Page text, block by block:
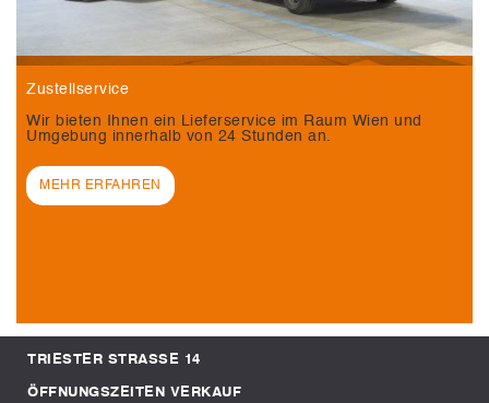
Zustellservice
Wir bieten Ihnen ein Lieferservice im Raum Wien und
Umgebung innerhalb von 24 Stunden an.
MEHR ERFAHREN
TRIESTER STRASSE 14
ÖFFNUNGSZEITEN VERKAUF